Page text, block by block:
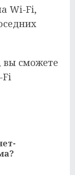
Wi-Fi,
сможете
Fi